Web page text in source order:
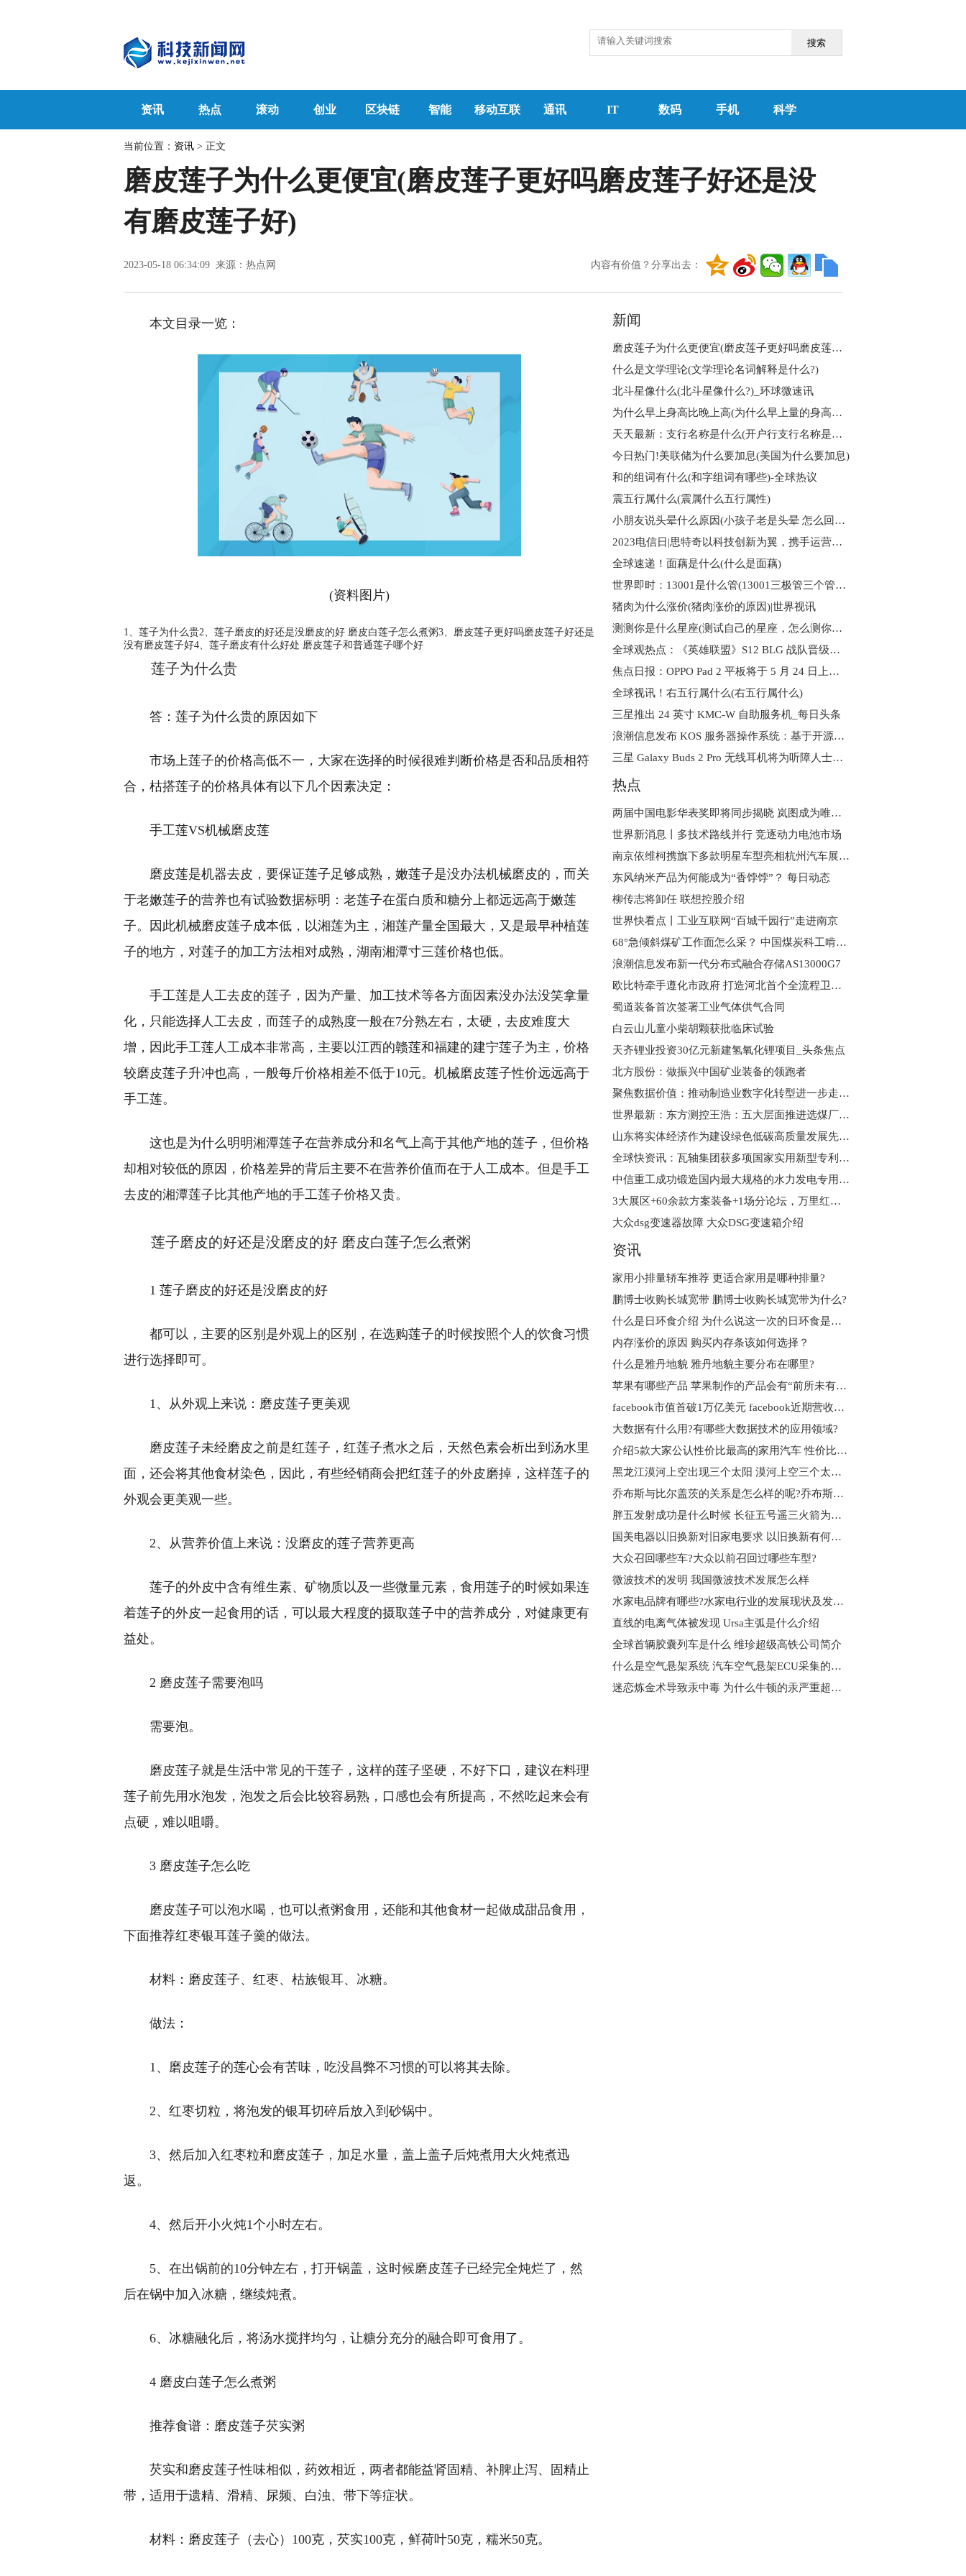
搜索
资讯 热点 滚动 创业 区块链 智能 移动互联 通讯 IT 数码 手机 科学
当前位置： 资讯 > 正文
磨皮莲子为什么更便宜(磨皮莲子更好吗磨皮莲子好还是没
有磨皮莲子好)
2023-05-18 06:34:09 来源：热点网 内容有价值？分享出去：
本文目录一览：
(资料图片)
1、莲子为什么贵2、莲子磨皮的好还是没磨皮的好 磨皮白莲子怎么煮粥3、磨皮莲子更好吗磨皮莲子好还是
没有磨皮莲子好4、莲子磨皮有什么好处 磨皮莲子和普通莲子哪个好
莲子为什么贵
答：莲子为什么贵的原因如下
市场上莲子的价格高低不一，大家在选择的时候很难判断价格是否和品质相符
合，枯搭莲子的价格具体有以下几个因素决定：
手工莲VS机械磨皮莲
磨皮莲是机器去皮，要保证莲子足够成熟，嫩莲子是没办法机械磨皮的，而关
于老嫩莲子的营养也有试验数据标明：老莲子在蛋白质和糖分上都远远高于嫩莲
子。因此机械磨皮莲子成本低，以湘莲为主，湘莲产量全国最大，又是最早种植莲
子的地方，对莲子的加工方法相对成熟，湖南湘潭寸三莲价格也低。
手工莲是人工去皮的莲子，因为产量、加工技术等各方面因素没办法没笑拿量
化，只能选择人工去皮，而莲子的成熟度一般在7分熟左右，太硬，去皮难度大
增，因此手工莲人工成本非常高，主要以江西的赣莲和福建的建宁莲子为主，价格
较磨皮莲子升冲也高，一般每斤价格相差不低于10元。机械磨皮莲子性价远远高于
手工莲。
这也是为什么明明湘潭莲子在营养成分和名气上高于其他产地的莲子，但价格
却相对较低的原因，价格差异的背后主要不在营养价值而在于人工成本。但是手工
去皮的湘潭莲子比其他产地的手工莲子价格又贵。
莲子磨皮的好还是没磨皮的好 磨皮白莲子怎么煮粥
1 莲子磨皮的好还是没磨皮的好
都可以，主要的区别是外观上的区别，在选购莲子的时候按照个人的饮食习惯
进行选择即可。
1、从外观上来说：磨皮莲子更美观
磨皮莲子未经磨皮之前是红莲子，红莲子煮水之后，天然色素会析出到汤水里
面，还会将其他食材染色，因此，有些经销商会把红莲子的外皮磨掉，这样莲子的
外观会更美观一些。
2、从营养价值上来说：没磨皮的莲子营养更高
莲子的外皮中含有维生素、矿物质以及一些微量元素，食用莲子的时候如果连
着莲子的外皮一起食用的话，可以最大程度的摄取莲子中的营养成分，对健康更有
益处。
2 磨皮莲子需要泡吗
需要泡。
磨皮莲子就是生活中常见的干莲子，这样的莲子坚硬，不好下口，建议在料理
莲子前先用水泡发，泡发之后会比较容易熟，口感也会有所提高，不然吃起来会有
点硬，难以咀嚼。
3 磨皮莲子怎么吃
磨皮莲子可以泡水喝，也可以煮粥食用，还能和其他食材一起做成甜品食用，
下面推荐红枣银耳莲子羹的做法。
材料：磨皮莲子、红枣、枯族银耳、冰糖。
做法：
1、磨皮莲子的莲心会有苦味，吃没昌弊不习惯的可以将其去除。
2、红枣切粒，将泡发的银耳切碎后放入到砂锅中。
3、然后加入红枣粒和磨皮莲子，加足水量，盖上盖子后炖煮用大火炖煮迅
返。
4、然后开小火炖1个小时左右。
5、在出锅前的10分钟左右，打开锅盖，这时候磨皮莲子已经完全炖烂了，然
后在锅中加入冰糖，继续炖煮。
6、冰糖融化后，将汤水搅拌均匀，让糖分充分的融合即可食用了。
4 磨皮白莲子怎么煮粥
推荐食谱：磨皮莲子芡实粥
芡实和磨皮莲子性味相似，药效相近，两者都能益肾固精、补脾止泻、固精止
带，适用于遗精、滑精、尿频、白浊、带下等症状。
材料：磨皮莲子（去心）100克，芡实100克，鲜荷叶50克，糯米50克。
新闻
磨皮莲子为什么更便宜(磨皮莲子更好吗磨皮莲子好还是没有磨皮莲子好)
什么是文学理论(文学理论名词解释是什么?)
北斗星像什么(北斗星像什么?)_环球微速讯
为什么早上身高比晚上高(为什么早上量的身高比晚上高?)
天天最新：支行名称是什么(开户行支行名称是什么意思)
今日热门!美联储为什么要加息(美国为什么要加息)
和的组词有什么(和字组词有哪些)-全球热议
震五行属什么(震属什么五行属性)
小朋友说头晕什么原因(小孩子老是头晕 怎么回事)-世界视点
2023电信日|思特奇以科技创新为翼，携手运营商数字生态共飞腾
全球速递！面藕是什么(什么是面藕)
世界即时：13001是什么管(13001三极管三个管脚位置是怎样分的)
猪肉为什么涨价(猪肉涨价的原因)|世界视讯
测测你是什么星座(测试自己的星座，怎么测你是什么星座？)
全球观热点：《英雄联盟》S12 BLG 战队晋级，冠军 DRX 皮肤揭晓
焦点日报：OPPO Pad 2 平板将于 5 月 24 日上新 8GB+128GB
全球视讯！右五行属什么(右五行属什么)
三星推出 24 英寸 KMC-W 自助服务机_每日头条
浪潮信息发布 KOS 服务器操作系统：基于开源龙蜥
三星 Galaxy Buds 2 Pro 无线耳机将为听障人士提供改善听力的好处 天天观焦点
热点
两届中国电影华表奖即将同步揭晓 岚图成为唯一指定用车
世界新消息丨多技术路线并行 竞逐动力电池市场
南京依维柯携旗下多款明星车型亮相杭州汽车展_焦点讯息
东风纳米产品为何能成为“香饽饽”？ 每日动态
柳传志将卸任 联想控股介绍
世界快看点丨工业互联网“百城千园行”走进南京
68°急倾斜煤矿工作面怎么采？ 中国煤炭科工啃下“硬骨头”
浪潮信息发布新一代分布式融合存储AS13000G7
欧比特牵手遵化市政府 打造河北首个全流程卫星产业基地 世界热闻
蜀道装备首次签署工业气体供气合同
白云山儿童小柴胡颗获批临床试验
天齐锂业投资30亿元新建氢氧化锂项目_头条焦点
北方股份：做振兴中国矿业装备的领跑者
聚焦数据价值：推动制造业数字化转型进一步走深向实|焦点简讯
世界最新：东方测控王浩：五大层面推进选煤厂智能化建设
山东将实体经济作为建设绿色低碳高质量发展先行区的重要抓手
全球快资讯：瓦轴集团获多项国家实用新型专利授权
中信重工成功锻造国内最大规格的水力发电专用锻件 世界热文
3大展区+60余款方案装备+1场分论坛，万里红硬核产品集结即将亮相警博会
大众dsg变速器故障 大众DSG变速箱介绍
资讯
家用小排量轿车推荐 更适合家用是哪种排量?
鹏博士收购长城宽带 鹏博士收购长城宽带为什么?
什么是日环食介绍 为什么说这一次的日环食是本世纪最美的呢?
内存涨价的原因 购买内存条该如何选择？
什么是雅丹地貌 雅丹地貌主要分布在哪里?
苹果有哪些产品 苹果制作的产品会有“前所未有的体验”为什么?
facebook市值首破1万亿美元 facebook近期营收状况如何?
大数据有什么用?有哪些大数据技术的应用领域?
介绍5款大家公认性价比最高的家用汽车 性价比高的车怎么选?
黑龙江漠河上空出现三个太阳 漠河上空三个太阳的成因分析
乔布斯与比尔盖茨的关系是怎么样的呢?乔布斯简介
胖五发射成功是什么时候 ​长征五号遥三火箭为什么叫胖五？
国美电器以旧换新对旧家电要求 以旧换新有何好处?
大众召回哪些车?大众以前召回过哪些车型?
微波技术的发明 我国微波技术发展怎么样
水家电品牌有哪些?水家电行业的发展现状及发展趋势是什么?
直线的电离气体被发现 Ursa主弧是什么介绍
全球首辆胶囊列车是什么 维珍超级高铁公司简介
什么是空气悬架系统​ 汽车空气悬架ECU采集的主要信号是什么?
迷恋炼金术导致汞中毒 为什么牛顿的汞严重超标呢?